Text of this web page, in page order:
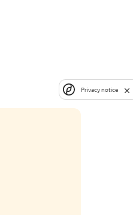
Privacy notice